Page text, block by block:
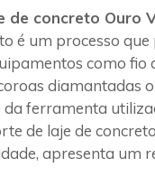
de concreto Ouro
é um processo
como fio
diamantadas
ferramenta
de laje de
apresenta um